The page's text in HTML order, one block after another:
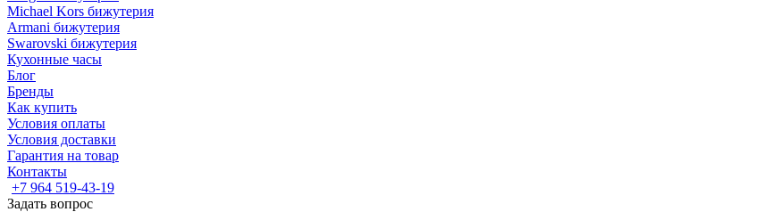
Michael Kors бижутерия
Armani бижутерия
Swarovski бижутерия
Кухонные часы
Блог
Бренды
Как купить
Условия оплаты
Условия доставки
Гарантия на товар
Контакты
+7 964 519-43-19
Задать вопрос